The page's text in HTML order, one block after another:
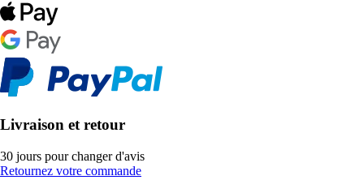
Livraison et retour
30 jours pour changer d'avis
Retournez votre commande